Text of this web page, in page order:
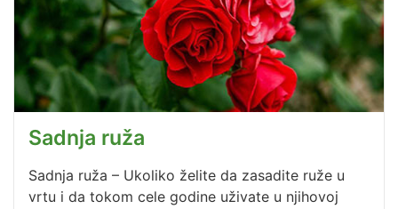
Sadnja ruža
Sadnja ruža – Ukoliko želite da zasadite ruže u
vrtu i da tokom cele godine uživate u njihovoj